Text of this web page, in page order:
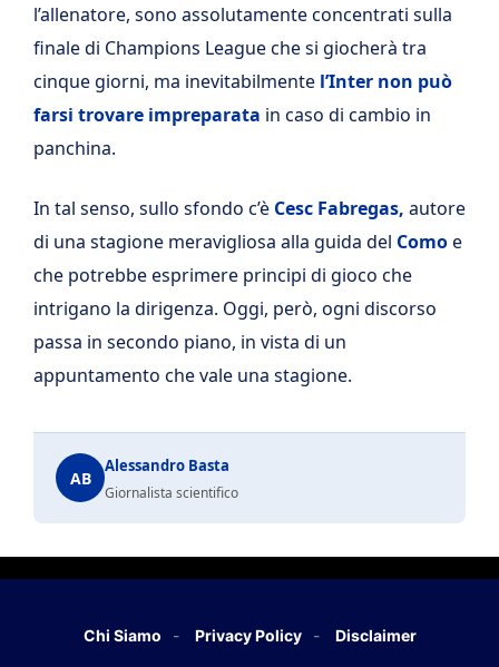
l’allenatore, sono assolutamente concentrati sulla
finale di Champions League che si giocherà tra
cinque giorni, ma inevitabilmente l’Inter non può
farsi trovare impreparata in caso di cambio in
panchina.
In tal senso, sullo sfondo c’è Cesc Fabregas, autore
di una stagione meravigliosa alla guida del Comoe
che potrebbe esprimere principi di gioco che
intrigano la dirigenza. Oggi, però, ogni discorso
passa in secondo piano, in vista di un
appuntamento che vale una stagione.
AB
Alessandro Basta
Giornalista scientifico
Chi Siamo Privacy Policy Disclaimer